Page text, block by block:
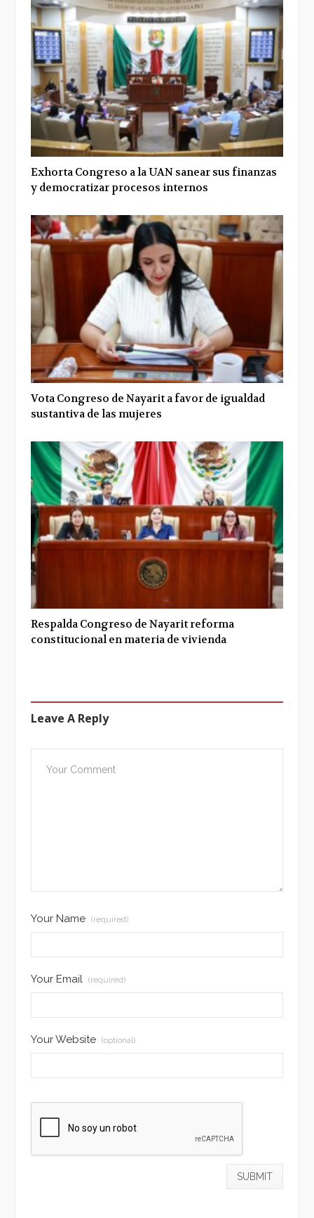
Exhorta Congreso a la UAN sanear sus finanzas
y democratizar procesos internos
Vota Congreso de Nayarit a favor de igualdad
sustantiva de las mujeres
Respalda Congreso de Nayarit reforma
constitucional en materia de vivienda
Leave A Reply
Your Name (required)
Your Email (required)
Your Website (optional)